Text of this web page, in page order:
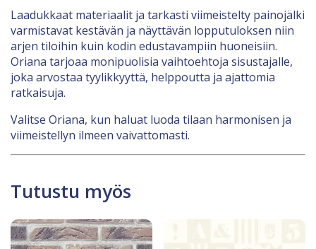
Laadukkaat materiaalit ja tarkasti viimeistelty painojälki
varmistavat kestävän ja näyttävän lopputuloksen niin
arjen tiloihin kuin kodin edustavampiin huoneisiin.
Oriana tarjoaa monipuolisia vaihtoehtoja sisustajalle,
joka arvostaa tyylikkyyttä, helppoutta ja ajattomia
ratkaisuja.
Valitse Oriana, kun haluat luoda tilaan harmonisen ja
viimeistellyn ilmeen vaivattomasti.
Tutustu myös